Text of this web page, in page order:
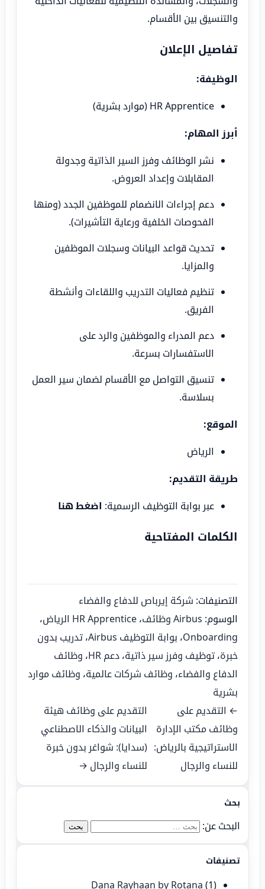
بحث
البحث عن:
تصنيفات
Dana Rayhaan by Rotana (1)
والتنسيق بين الأقسام.
تفاصيل الإعلان
الوظيفة:
HR Apprentice (موارد بشرية)
أبرز المهام:
نشر الوظائف وفرز السير الذاتية وجدولة
المقابلات وإعداد العروض.
دعم إجراءات الانضمام للموظفين الجدد (ومنها
الفحوصات الخلفية ورعاية التأشيرات).
تحديث قواعد البيانات وسجلات الموظفين
والمزايا.
تنظيم فعاليات التدريب واللقاءات وأنشطة
الفريق.
دعم المدراء والموظفين والرد على
الاستفسارات بسرعة.
تنسيق التواصل مع الأقسام لضمان سير العمل
بسلاسة.
الموقع:
الرياض
طريقة التقديم:
عبر بوابة التوظيف الرسمية: اضغط هنا
الكلمات المفتاحية
التصنيفات: شركة إيرباص للدفاع والفضاء
الوسوم: Airbus وظائف ، HR Apprentice الرياض
،
Onboarding، بوابة التوظيف Airbus ، تدريب بدون
خبرة، توظيف وفرز سير ذاتية، دعم HR ، وظائف
الدفاع والفضاء، وظائف شركات عالمية، وظائف موارد
بشرية
← التقديم على
وظائف مكتب الإدارة
الاستراتيجية بالرياض:
للنساء والرجال
التقديم على وظائف هيئة
البيانات والذكاء الاصطناعي
(سدايا): شواغر بدون خبرة
للنساء والرجال →